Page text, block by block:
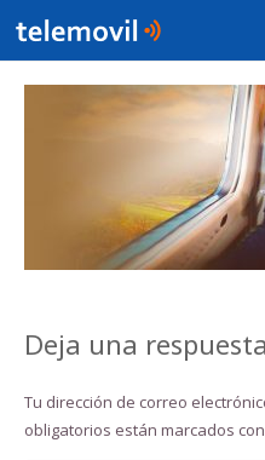
Deja una respuesta
Tu dirección de correo
obligatorios están marcados con